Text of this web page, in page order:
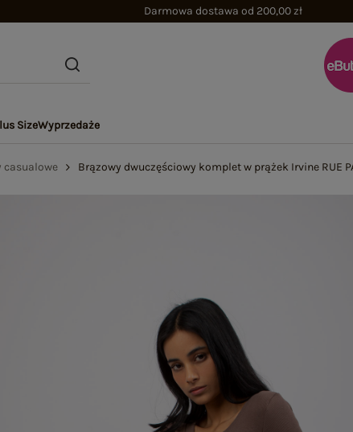
Darmowa dostawa od 200,00 zł
SizeWyprzedaże
casualowe Brązowy dwuczęściowy komplet w prążek Irvine RUE